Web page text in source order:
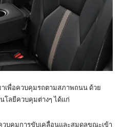
เพื่อควบคุมรถตามสภาพถนน ด้วย
โลยีควบคุมต่างๆ ได้แก่
วบคุมการขับเคลื่อนและสมดุลขณะเข้า